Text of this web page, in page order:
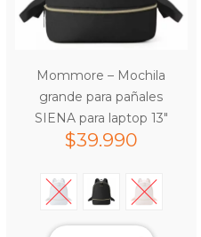
Mommore – Mochila
grande para pañales
SIENA para laptop 13″
$39.990